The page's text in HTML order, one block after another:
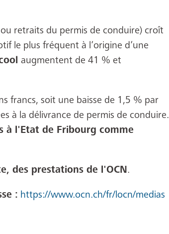
retraits du permis de conduire) croît
le plus fréquent à l’origine d’une
augmentent de 41 % et
francs, soit une baisse de 1,5 % par
à la délivrance de permis de conduire.
à l'Etat de Fribourg comme
des prestations de l'OCN .
: https://www.ocn.ch/fr/locn/medias